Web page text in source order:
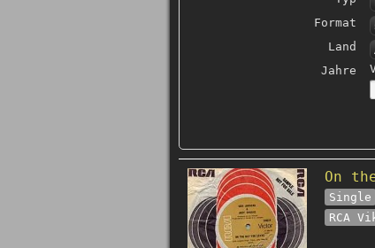
Format
Land
Jahre
On
Single
RCA